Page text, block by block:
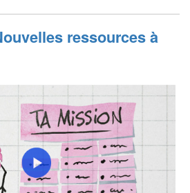
ressources à